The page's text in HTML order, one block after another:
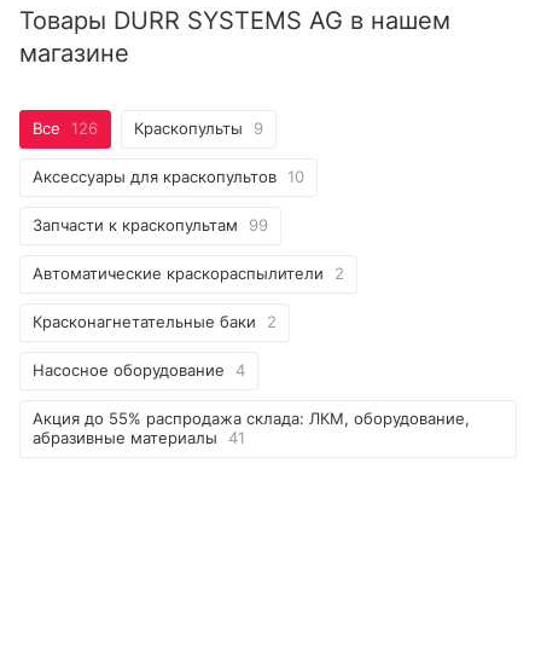
Товары DURR SYSTEMS AG в нашем
магазине
Все 126 Краскопульты 9
Аксессуары для краскопультов 10
Запчасти к краскопультам 99
Автоматические краскораспылители 2
Красконагнетательные баки 2
Насосное оборудование 4
Акция до 55% распродажа склада: ЛКМ, оборудование,
абразивные материалы
41